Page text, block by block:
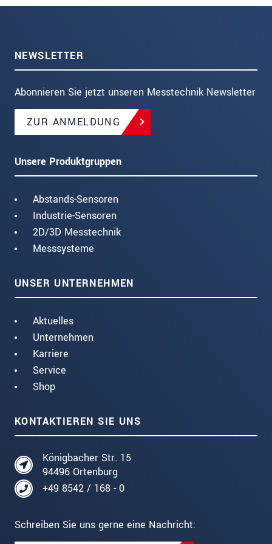
NEWSLETTER
Abonnieren Sie jetzt unseren Messtechnik Newsletter
ZUR ANMELDUNG
Unsere Produktgruppen
Abstands-Sensoren
Industrie-Sensoren
2D/3D Messtechnik
Messsysteme
UNSER UNTERNEHMEN
Aktuelles
Unternehmen
Karriere
Service
Shop
KONTAKTIEREN SIE UNS
Königbacher Str. 15
94496 Ortenburg
+49 8542 / 168 - 0
Schreiben Sie uns gerne eine Nachricht: